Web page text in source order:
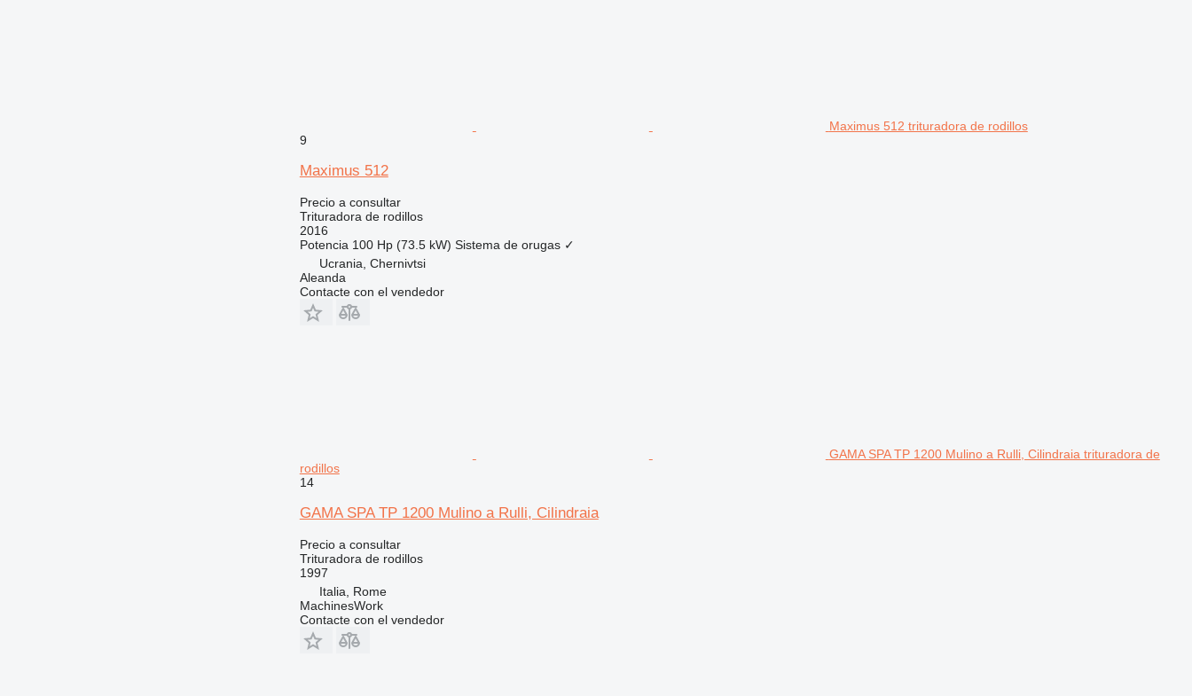
Maximus 512 trituradora de rodillos
9
Maximus 512
Precio a consultar
Trituradora de rodillos
2016
Potencia 100 Hp (73.5 kW) Sistema de orugas ✓
Ucrania, Chernivtsi
Aleanda
Contacte con el vendedor
GAMA SPA TP 1200 Mulino a Rulli, Cilindraia trituradora de
rodillos
14
GAMA SPA TP 1200 Mulino a Rulli, Cilindraia
Precio a consultar
Trituradora de rodillos
1997
Italia, Rome
MachinesWork
Contacte con el vendedor